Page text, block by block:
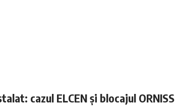
cazul ELCEN și blocajul ORNISS